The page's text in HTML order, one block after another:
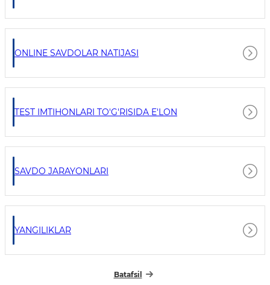
ONLINE SAVDOLAR NATIJASI
TEST IMTIHONLARI TO'G'RISIDA E'LON
SAVDO JARAYONLARI
YANGILIKLAR
Batafsil